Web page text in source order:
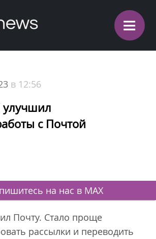
≡
в 12:56
улучшил
с Почтой
на нас в MAX
Почту. Стало проще
рассылки и переводить